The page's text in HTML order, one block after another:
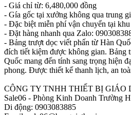
- Giá chỉ từ: 6,480,000 đồng
- Gía gốc tại xưởng không qua trung
- Đặc biệt miễn phí vận chuyển tại
- Đặt hàng nhanh qua Zalo:
- Bảng trượt dọc viết phấn từ Hàn
đích tiết kiệm được không gian. Bảng
Quốc mang đến tính sang trọng hiện
phong. Được thiết kế thanh lịch, an
CÔNG TY TNHH THIẾT BỊ GIÁO
Sale06 - Phòng Kinh Doanh Trường
Di động: 0903083885